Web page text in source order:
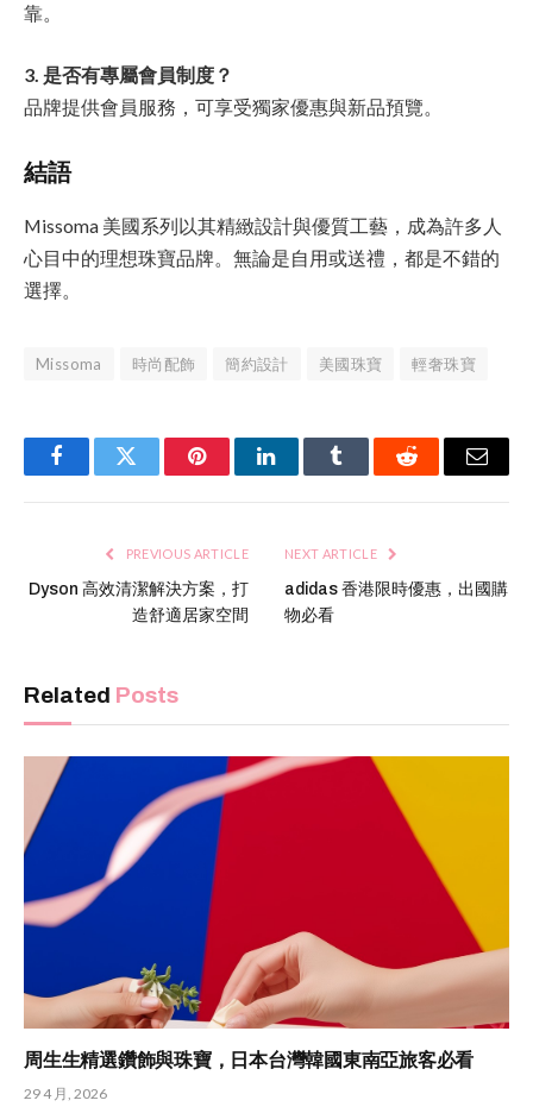
靠。
3. 是否有專屬會員制度？
品牌提供會員服務，可享受獨家優惠與新品預覽。
結語
Missoma 美國系列以其精緻設計與優質工藝，成為許多人
心目中的理想珠寶品牌。無論是自用或送禮，都是不錯的
選擇。
Missoma 時尚配飾 簡約設計 美國珠寶 輕奢珠寶
FacebookTwitter PinterestLinkedInTumblr Reddit Email
PREVIOUS ARTICLE
Dyson 高效清潔解決方案，打
造舒適居家空間
NEXT ARTICLE
adidas 香港限時優惠，出國購
物必看
Related Posts
周生生精選鑽飾與珠寶，日本台灣韓國東南亞旅客必看
29 4 月, 2026